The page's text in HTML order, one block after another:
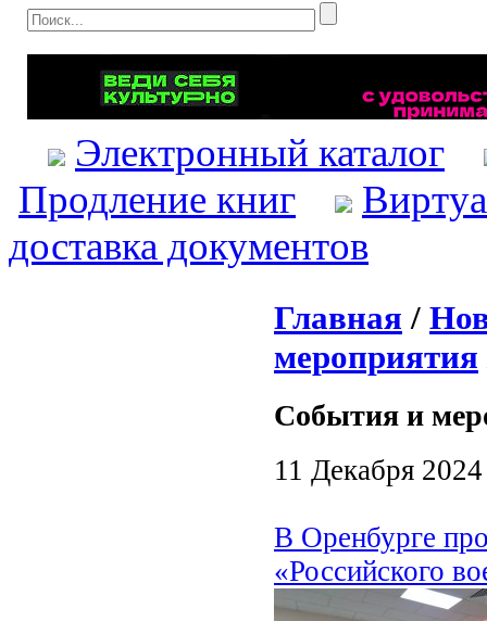
Электронный каталог
Продление книг
доставка документов
Главная /
мероприятия
События и
11 Декабря 2024
В Оренбурге
«Российского